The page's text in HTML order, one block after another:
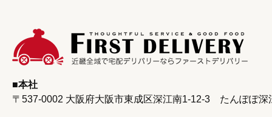
本社
〒537-0002 大阪府大阪市東成区深江南1-12-3 たんぽぽ